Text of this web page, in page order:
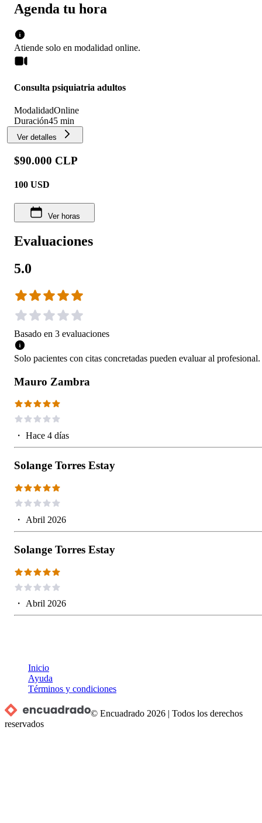
Agenda tu hora
Atiende solo en modalidad online.
Consulta psiquiatria adultos
ModalidadOnline
Duración45 min
Ver detalles
$90.000 CLP
100 USD
Ver horas
Evaluaciones
5.0
Basado en 3 evaluaciones
Solo pacientes con citas concretadas pueden evaluar al profesional.
Mauro Zambra
・ Hace 4 días
Solange Torres Estay
・ Abril 2026
Solange Torres Estay
・ Abril 2026
Inicio
Ayuda
Términos y condiciones
© Encuadrado 2026 |Todos los derechos
reservados